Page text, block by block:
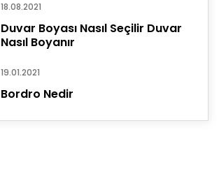
18.08.2021
Duvar Boyası Nasıl Seçilir Duvar
Nasıl Boyanır
19.01.2021
Bordro Nedir